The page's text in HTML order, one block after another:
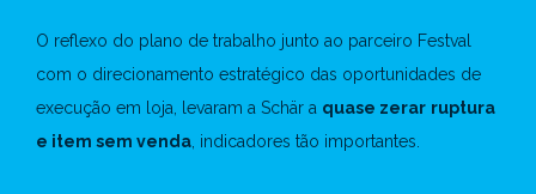
O reflexo do plano de trabalho junto ao parceiro Festval
com o direcionamento estratégico das oportunidades de
execução em loja, levaram a Schär a quase zerar ruptura
e item sem venda , indicadores tão importantes.